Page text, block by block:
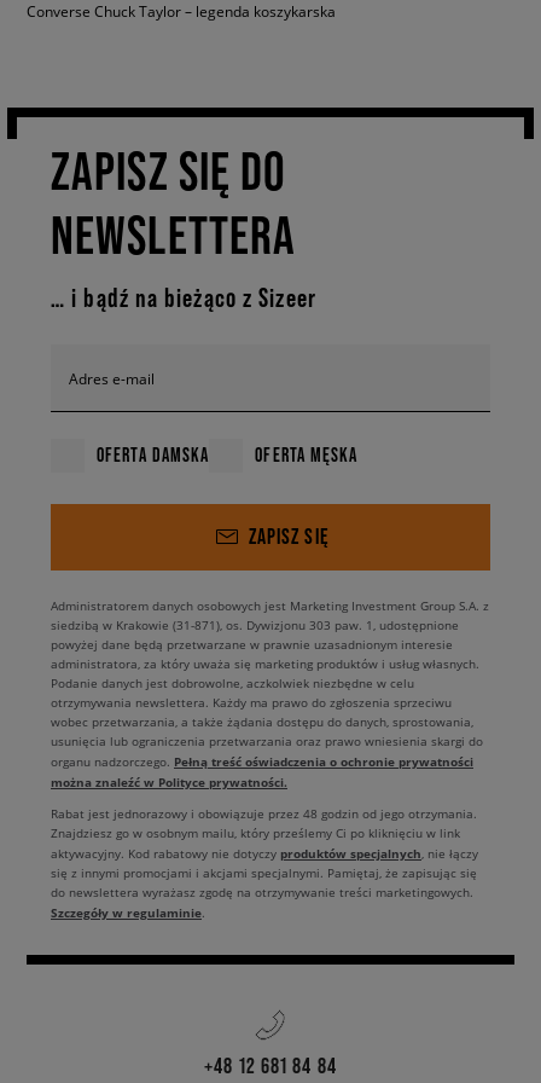
szafy odrobinę więcej niestandardowych rozwiązań, zwróć uwagę na
damskie Converse Run Star Hike będą dla Ciebie idealnym
rozwiązaniem. Gruba ząbkowana podeszwa doda Twoim stylizacjom
odrobinę zadziornego charakteru. Czekają także modele na platformie,
jak całe białe Converse Chuck Taylor All Star Lift. Jakie jeszcze?
Przekonaj się i wybierz odpowiednią dla siebie parę.
białe męskie i dziecięce
trampki Converse
znajdzie odpowiednią parę dla siebie — na okres wiosenno-letni, jak i
jesienny. Ponadto dostępne są minimalistyczne klasyczne białe trampki,
białe damskie trampki Converse, buty Converse białe męskie, jak i
propozycje stworzone z myślą o modnych juniorach. Dlatego niezależnie
Wystarczy, że zdecydujesz się na odpowiadający długości Twojej stopy
rozmiar, wybierzesz idealną dla siebie kolekcję, a następnie wrzucisz je
do koszyka.
Z czym nosić białe trampki Converse?
Białe trampki marki Converse to jeden z najbardziej ponadczasowych i
uniwersalnych modeli obuwia ever. Pasują bowiem do wszystkiego i
świetnie prezentują się w każdej stylizacji. Białe damskie modele butów
możesz nosić zarówno do krótkich legginsów typu kolarki oraz crop topu
w wydaniu sporty, jak i z jeansowymi szortami oraz bawełnianym T-
shirtem. Converse Chuck Taylor białe na platformie bez problemu
odnajdą się z szerokimi spodniami wide leg oraz dopasowanym topem.
sukienki lub spódnicy. Z koleibiałe Converse męskiekapitalnie
lnianymi luźnymi spodniami lub szortami? Owszem! Tego typu obuwie
przełamując oficjalny look z garniturem. Converse białe krótkie, jak i
Converse Chuck Taylor – legenda koszykarska
ZAPISZ SIĘ DO
NEWSLETTERA
… i bądź na bieżąco z Sizeer
Adres e-mail
OFERTA DAMSKA OFERTA MĘSKA
ZAPISZ SIĘ
Administratorem danych osobowych jest Marketing Investment Group S.A. z
siedzibą w Krakowie (31-871), os. Dywizjonu 303 paw. 1, udostępnione
powyżej dane będą przetwarzane w prawnie uzasadnionym interesie
administratora, za który uważa się marketing produktów i usług własnych.
Podanie danych jest dobrowolne, aczkolwiek niezbędne w celu
otrzymywania newslettera. Każdy ma prawo do zgłoszenia sprzeciwu
wobec przetwarzania, a także żądania dostępu do danych, sprostowania,
usunięcia lub ograniczenia przetwarzania oraz prawo wniesienia skargi do
organu nadzorczego. Pełną treść oświadczenia o ochronie prywatności
można znaleźć w Polityce prywatności.
Rabat jest jednorazowy i obowiązuje przez 48 godzin od jego otrzymania.
Znajdziesz go w osobnym mailu, który prześlemy Ci po kliknięciu w link
aktywacyjny. Kod rabatowy nie dotyczy produktów specjalnych , nie łączy
się z innymi promocjami i akcjami specjalnymi. Pamiętaj, że zapisując się
do newslettera wyrażasz zgodę na otrzymywanie treści marketingowych.
Szczegóły w regulaminie
+48 12 681 84 84